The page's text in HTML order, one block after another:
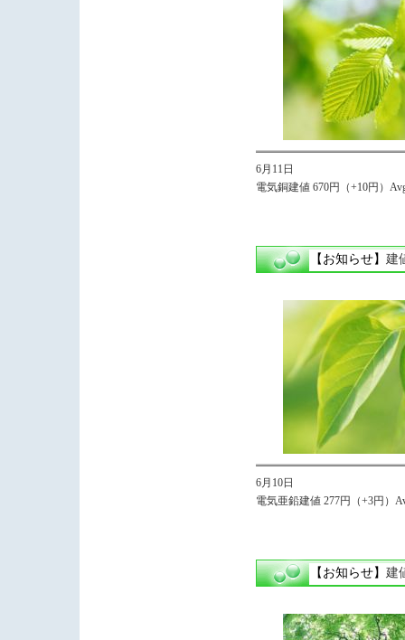
6月11日
電気銅建値 670円（+10円）
【お知らせ】 建
6月10日
電気亜鉛建値 277円（+3円）
【お知らせ】 建